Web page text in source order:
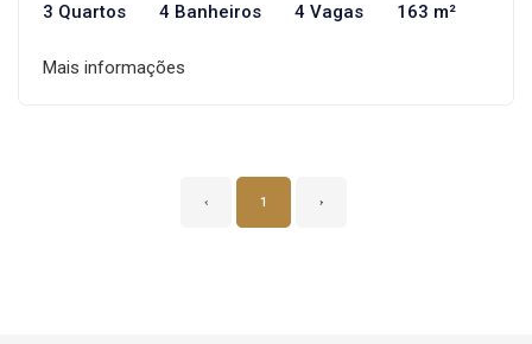
3 Quartos 4 Banheiros 4 Vagas 163 m²
Mais informações
‹ 1 ›